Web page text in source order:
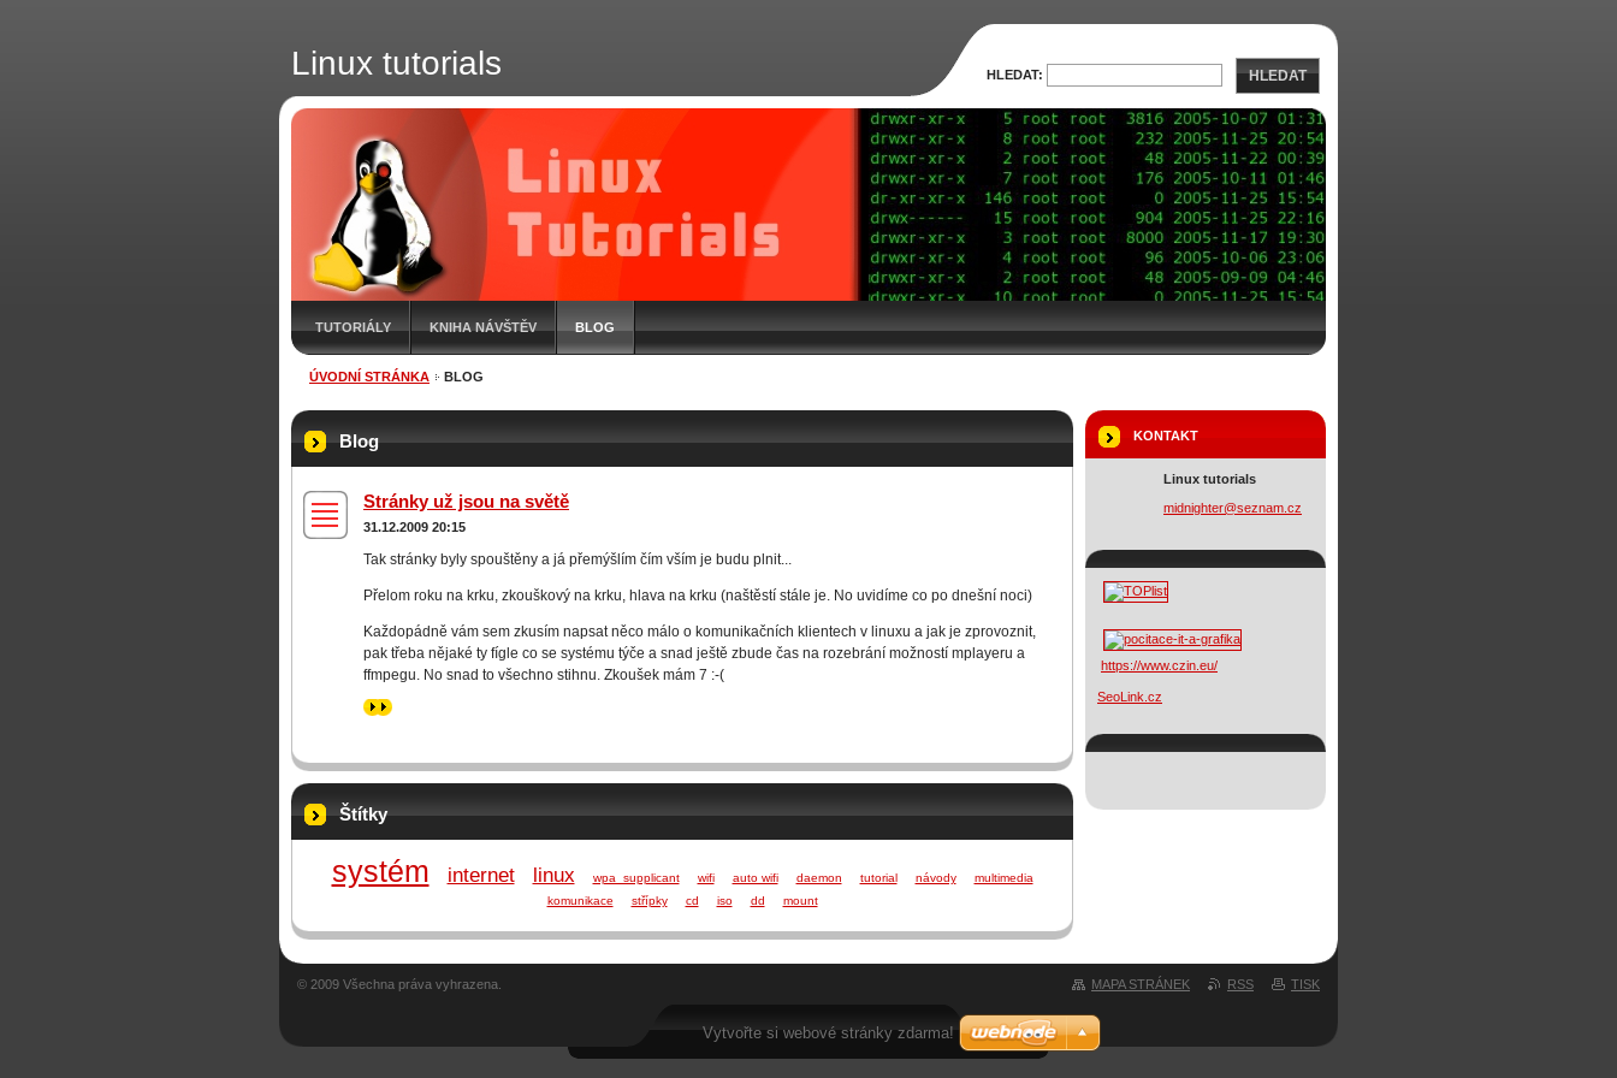
Linux tutorials
TUTORIÁLY KNIHA NÁVŠTĚV BLOG
ÚVODNÍ STRÁNKA BLOG
Blog
Stránky už jsou na světě
31.12.2009 20:15
Tak stránky byly spouštěny a já přemýšlím čím vším je budu plnit...
Přelom roku na krku, zkouškový na krku, hlava na krku (naštěstí stále je. No uvidíme co po dnešní noci)
Každopádně vám sem zkusím napsat něco málo o komunikačních klientech v linuxu a jak je zprovoznit,
pak třeba nějaké ty fígle co se systému týče a snad ještě zbude čas na rozebrání možností mplayeru a
ffmpegu. No snad to všechno stihnu. Zkoušek mám 7 :-(
>>
Štítky
systém internet linux wpa_supplicant wifi auto wifi daemon tutorial návody
multimedia
komunikace
střípky cd iso dd mount
KONTAKT
Linux tutorials
midnighter@seznam.cz
https://www.czin.eu/
SeoLink.cz
HLEDAT: HLEDAT
MAPA STRÁNEK RSS TISK
© 2009 Všechna práva vyhrazena.
Vytvořte si webové stránky zdarma!